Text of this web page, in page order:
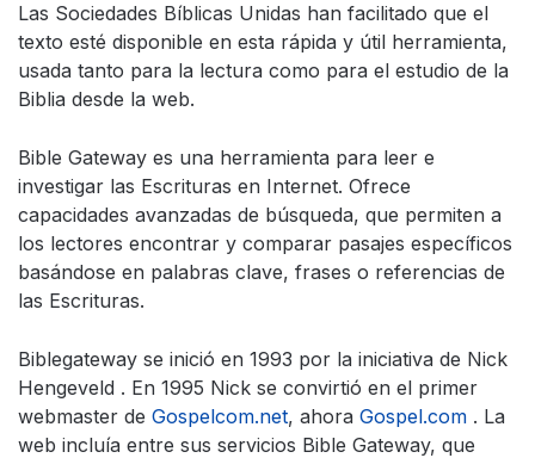
Las Sociedades Bíblicas Unidas han facilitado que el
texto esté disponible en esta rápida y útil herramienta,
usada tanto para la lectura como para el estudio de la
Biblia desde la web.
Bible Gateway es una herramienta para leer e
investigar las Escrituras en Internet. Ofrece
capacidades avanzadas de búsqueda, que permiten a
los lectores encontrar y comparar pasajes específicos
basándose en palabras clave, frases o referencias de
las Escrituras.
Biblegateway se inició en 1993 por la iniciativa de Nick
Hengeveld . En 1995 Nick se convirtió en el primer
webmaster de Gospelcom.net, ahora Gospel.com . La
web incluía entre sus servicios Bible Gateway, que